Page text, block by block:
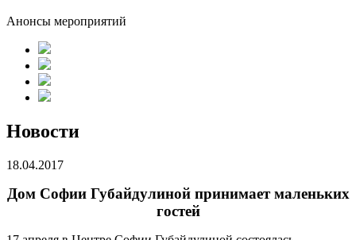
Анонсы мероприятий
Новости
18.04.2017
Дом Софии Губайдулиной принимает маленьких
гостей